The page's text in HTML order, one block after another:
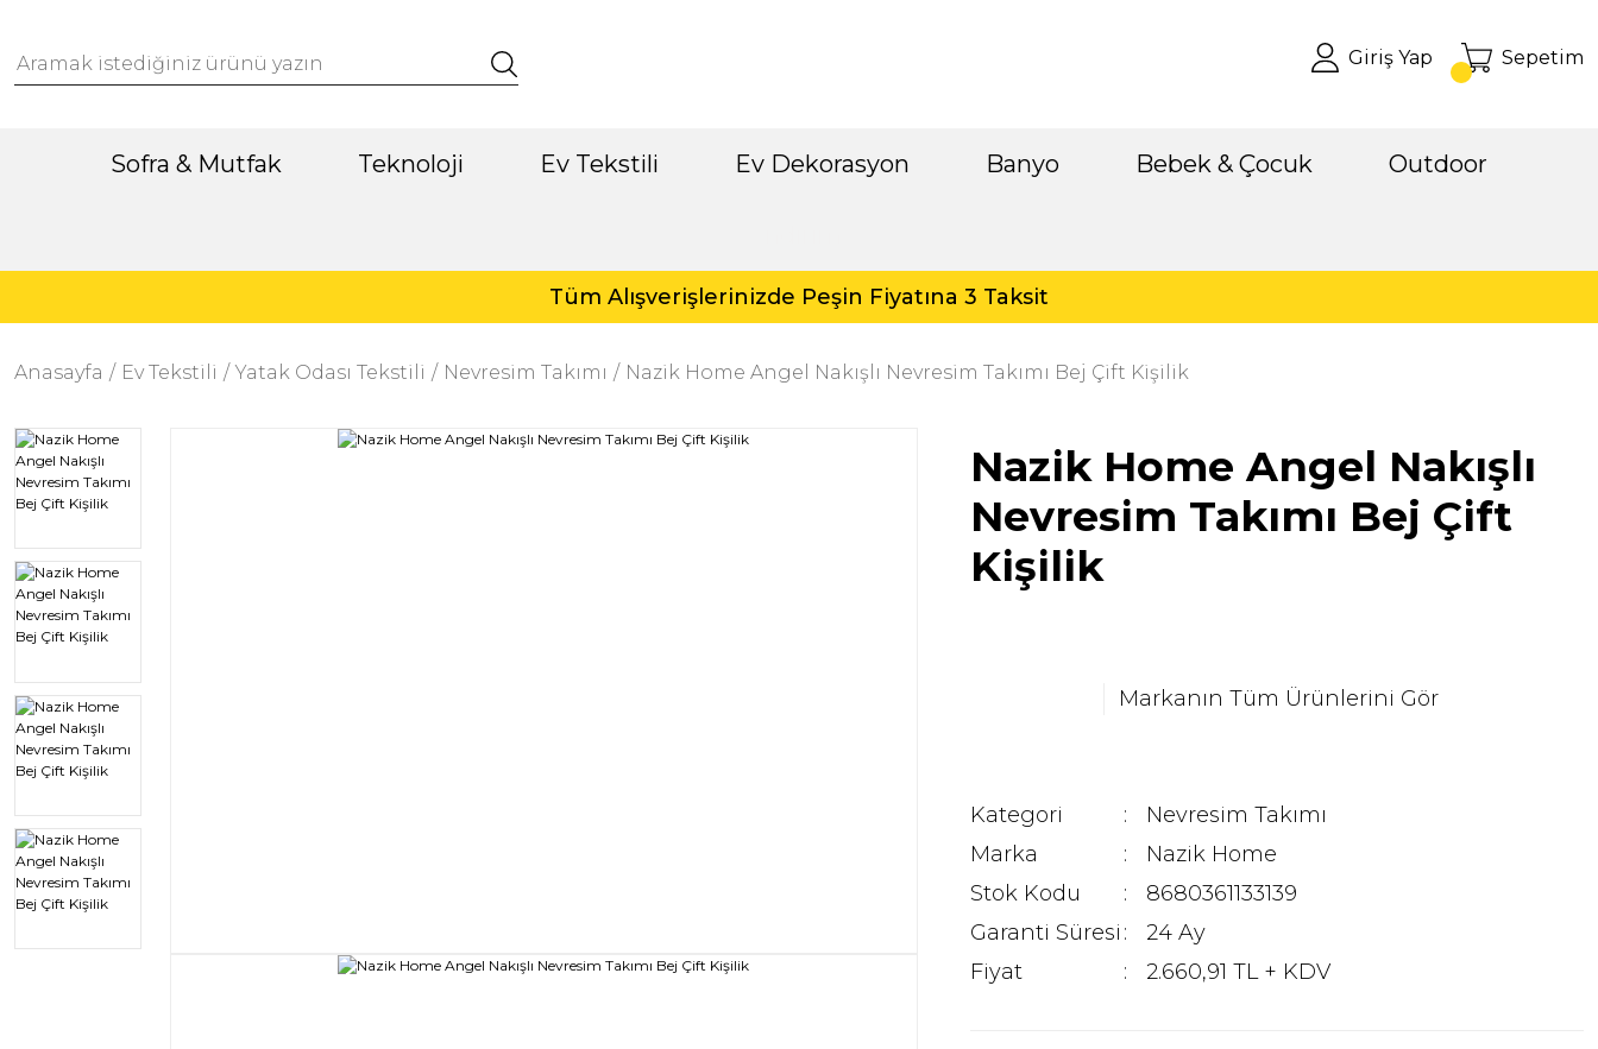
Giriş Yap Sepetim
Sofra & Mutfak Teknoloji Ev Tekstili Ev Dekorasyon Banyo Bebek & Çocuk Outdoor
Tüm Alışverişlerinizde Peşin Fiyatına 3 Taksit
Anasayfa Ev Tekstili Yatak Odası Tekstili Nevresim Takımı Nazik Home Angel Nakışlı Nevresim Takımı Bej Çift Kişilik
Nazik Home Angel Nakışlı
Nevresim Takımı Bej Çift
Kişilik
Markanın Tüm Ürünlerini Gör
Kategori
Nevresim Takımı
Marka
Nazik Home
Stok Kodu
8680361133139
Garanti Süresi
24 Ay
Fiyat
2.660,91 TL + KDV